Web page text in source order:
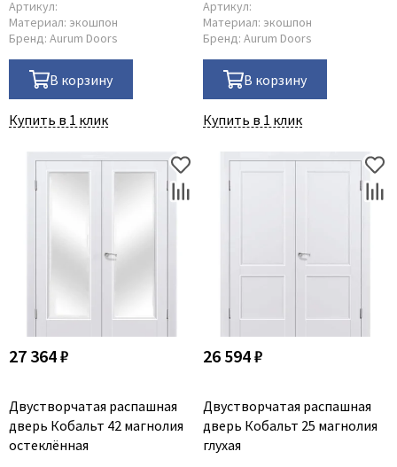
Артикул:
Материал: экошпон
Бренд: Aurum Doors
В корзину
Купить в 1 клик
Артикул:
Материал: экошпон
Бренд: Aurum Doors
В корзину
Купить в 1 клик
27 364 ₽
Двустворчатая распашная
дверь Кобальт 42 магнолия
остеклённая
26 594 ₽
Двустворчатая распашная
дверь Кобальт 25 магнолия
глухая